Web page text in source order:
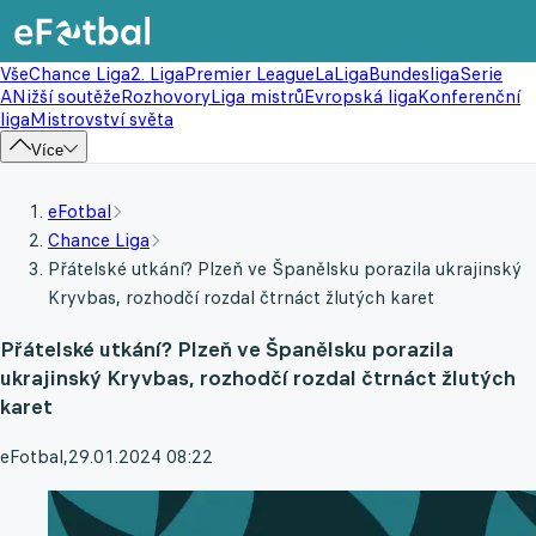
VšeChance Liga2. LigaPremier LeagueLaLigaBundesligaSerie
ANižší soutěžeRozhovoryLiga mistrůEvropská ligaKonferenční
ligaMistrovství světa
Více
eFotbal
Chance Liga
Přátelské utkání? Plzeň ve Španělsku porazila ukrajinský
Kryvbas, rozhodčí rozdal čtrnáct žlutých karet
Přátelské utkání? Plzeň ve Španělsku porazila
ukrajinský Kryvbas, rozhodčí rozdal čtrnáct žlutých
karet
eFotbal,29.01.2024 08:22